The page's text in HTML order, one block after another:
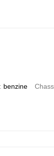
benzine